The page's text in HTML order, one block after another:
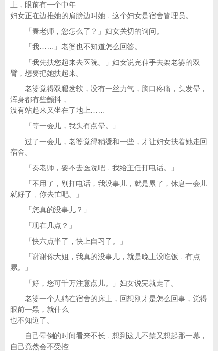
上，眼前有一个中年
妇女正在边推她的肩膀边叫她，这个妇女是宿舍管理员。
「秦老师，您怎么了？」妇女关切的询问。
「我……」老婆也不知道怎么回答。
「我先扶您起来去医院。」妇女说完伸手去架老婆的双
臂，想要把她扶起来。
老婆觉得双腿发软，没有一丝力气，胸口疼痛，头发晕，
浑身都有些颤抖，
没有站起来又坐在了地上……
「等一会儿，我头有点晕。」
过了一会儿，老婆觉得稍缓和一些，才让妇女扶着她走回
宿舍。
「秦老师，要不去医院吧，我给主任打电话。」
「不用了，别打电话，我没事儿，就是累了，休息一会儿
就好了，你去忙吧。」
「您真的没事儿？」
「现在几点？」
「快六点半了，快上自习了。」
「谢谢你大姐，我真的没事儿，就是晚上没吃饭，有点
累。」
「好，您可千万注意点儿。」妇女说完就走了。
老婆一个人躺在宿舍的床上，回想刚才是怎么回事，觉得
眼前一黑，就什么
也不知道了。
自己晕倒的时间看来不长，想到这儿不禁又想起那一幕，
自己竟然会不受控